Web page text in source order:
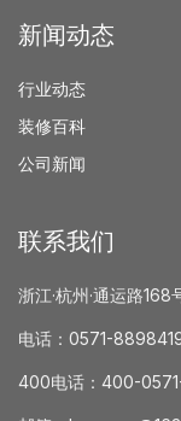
新闻动态
行业动态
装修百科
公司新闻
联系我们
浙江·杭州·通运路
电话：0571-
400电话：400-